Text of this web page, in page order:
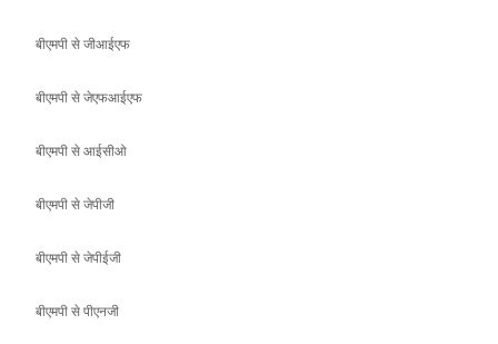
बीएमपी से आईसीओ
बीएमपी से जेपीजी
बीएमपी से जेपीईजी
बीएमपी से पीएनजी
बीएमपी से पीडीएफ
बीएमपी से svg